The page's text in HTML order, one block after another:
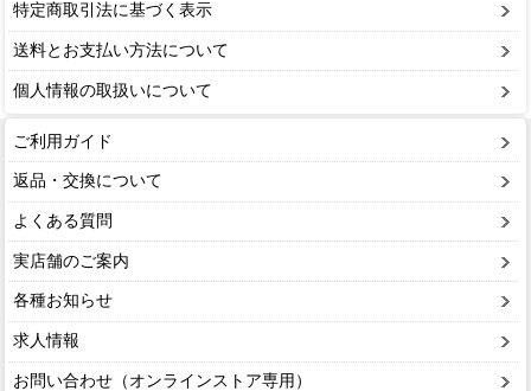
特定商取引法に基づく表示
送料とお支払い方法について
個人情報の取扱いについて
ご利用ガイド
返品・交換について
よくある質問
実店舗のご案内
各種お知らせ
求人情報
お問い合わせ（オンラインストア専用）